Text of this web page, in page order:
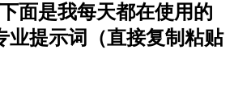
面是我每天都在使用的
业提示词（直接复制粘贴